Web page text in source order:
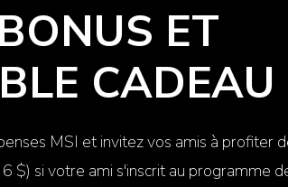
ET
CADEAU
MSI et invitez vos amis à profiter
$) si votre ami s'inscrit au programme